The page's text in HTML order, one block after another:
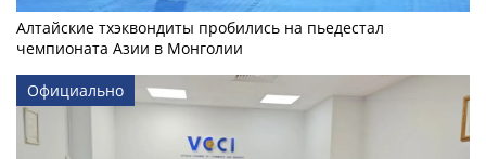
Алтайские тхэквондиты пробились на пьедестал
чемпионата Азии в Монголии
Официально